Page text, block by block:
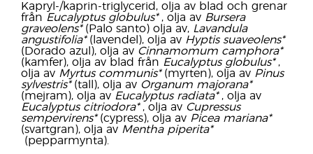
Kapryl-/kaprin-triglycerid, olja av blad och grenar
från Eucalyptus globulus*, olja av Bursera
graveolens*(Palo santo) olja av, Lavandula
angustifolia*(lavendel), olja av Hyptis suaveolens*
(Dorado azul), olja av Cinnamomum camphora*
(kamfer), olja av blad från Eucalyptus globulus*,
olja av Myrtus communis*(myrten), olja av Pinus
sylvestris*(tall), olja av Organum majorana*
(mejram), olja av Eucalyptus radiata*, olja av
Eucalyptus citriodora*, olja av Cupressus
sempervirens*(cypress), olja av Picea mariana*
(svartgran), olja av Mentha piperita*
(pepparmynta).